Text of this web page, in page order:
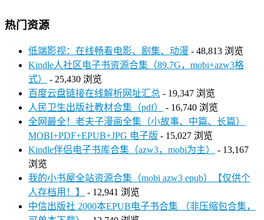
热门资源
低端影视：在线畅看电影、剧集、动漫 - 48,813 浏览
Kindle人社区电子书资源合集（89.7G，mobi+azw3格
式）
- 25,430 浏览
百度云盘链接在线解析网址汇总 - 19,347 浏览
人民卫生出版社教材合集（pdf）
- 16,740 浏览
全网最全！老夫子漫画全集（小故事、中篇、长篇）
MOBI+PDF+EPUB+JPG 电子版 - 15,027 浏览
Kindle伴侣电子书库合集（azw3，mobi为主）
- 13,167
浏览
我的小书屋全站资源合集（mobi azw3 epub）【仅供个
人存档用！】
- 12,941 浏览
中信出版社 2000本EPUB电子书合集 （非压缩包合集，